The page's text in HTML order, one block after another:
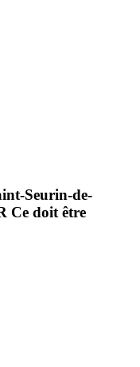
Seurin-de-
Ce doit être